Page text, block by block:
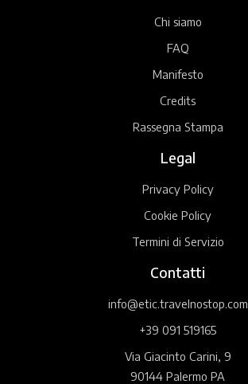
Chi siamo
FAQ
Manifesto
Credits
Rassegna Stampa
Legal
Privacy Policy
Cookie Policy
Termini di Servizio
Contatti
info@etic.travelnostop.com
+39 091 519165
Via Giacinto Carini, 9
90144 Palermo PA